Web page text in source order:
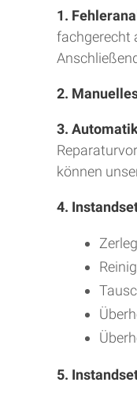
1.
fachgerecht
2.
3.
können
4.
5.